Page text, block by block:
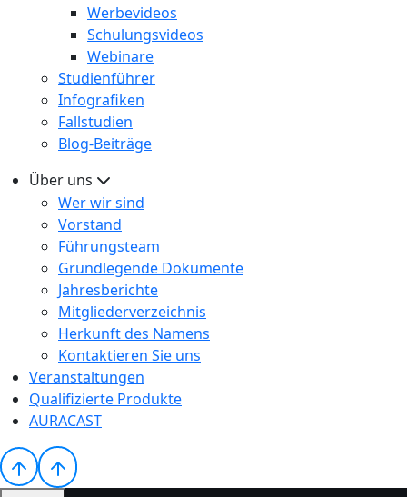
Werbevideos
Schulungsvideos
Webinare
Studienführer
Infografiken
Fallstudien
Blog-Beiträge
Über uns
Wer wir sind
Vorstand
Führungsteam
Grundlegende Dokumente
Jahresberichte
Mitgliederverzeichnis
Herkunft des Namens
Kontaktieren Sie uns
Veranstaltungen
Qualifizierte Produkte
AURACAST